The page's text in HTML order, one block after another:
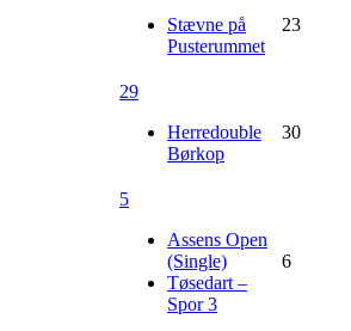
Stævne på
Pusterummet
23
29
Herredouble
Børkop
30
5
Assens Open
(Single)
Tøsedart –
Spor 3
6